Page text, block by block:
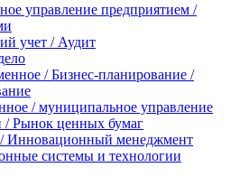
управление предприятием /
учет / Аудит
/ Бизнес-планирование /
/ муниципальное управление
/ Рынок ценных бумаг
Инновационный менеджмент
системы и технологии